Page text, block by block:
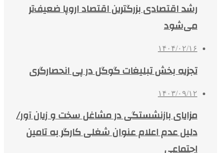
رشد اقتصادی بزرگترین اقتصاد اروپا ضعیف‌تر
می‌شود
۱۴۰۴/۰۲/۱۶
تجزیه بخش تبلیغات گوگل در پی انحصارگری
۱۴۰۳/۰۹/۱۲
مزایای بازنشستگی در مشاغل سخت و زیان آور/
دلیل عدم اعلام عنوان شغلی کارگر به تامین
اجتماعی